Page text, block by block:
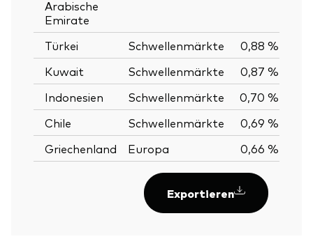
Arabische
Emirate
Türkei Schwellenmärkte
0,88 %
Kuwait
Schwellenmärkte
0,87 %
Indonesien
Schwellenmärkte
0,70 %
Chile
Schwellenmärkte
0,69 %
Griechenland
Europa 0,66 %
Exportieren